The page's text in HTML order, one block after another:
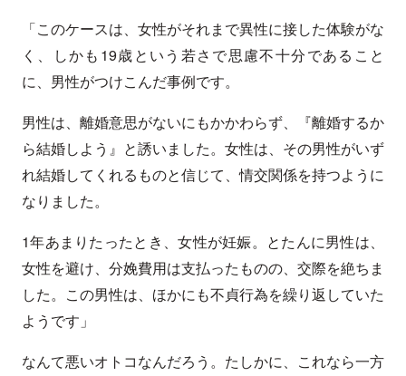
「このケースは、女性がそれまで異性に接した体験がな
く、しかも19歳という若さで思慮不十分であること
に、男性がつけこんだ事例です。
男性は、離婚意思がないにもかかわらず、『離婚するか
ら結婚しよう』と誘いました。女性は、その男性がいず
れ結婚してくれるものと信じて、情交関係を持つように
なりました。
1年あまりたったとき、女性が妊娠。とたんに男性は、
女性を避け、分娩費用は支払ったものの、交際を絶ちま
した。この男性は、ほかにも不貞行為を繰り返していた
ようです」
なんて悪いオトコなんだろう。たしかに、これなら一方